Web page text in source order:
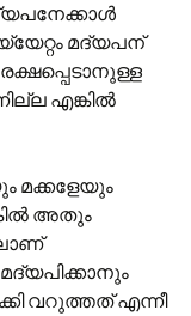
മദ്യപന്
എങ്കിൽ
മക്കളേയും
അതും
മദ്യപിക്കാനും
വറുത്തത് എന്നീ